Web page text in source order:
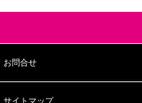
お問合せ
サイトマップ